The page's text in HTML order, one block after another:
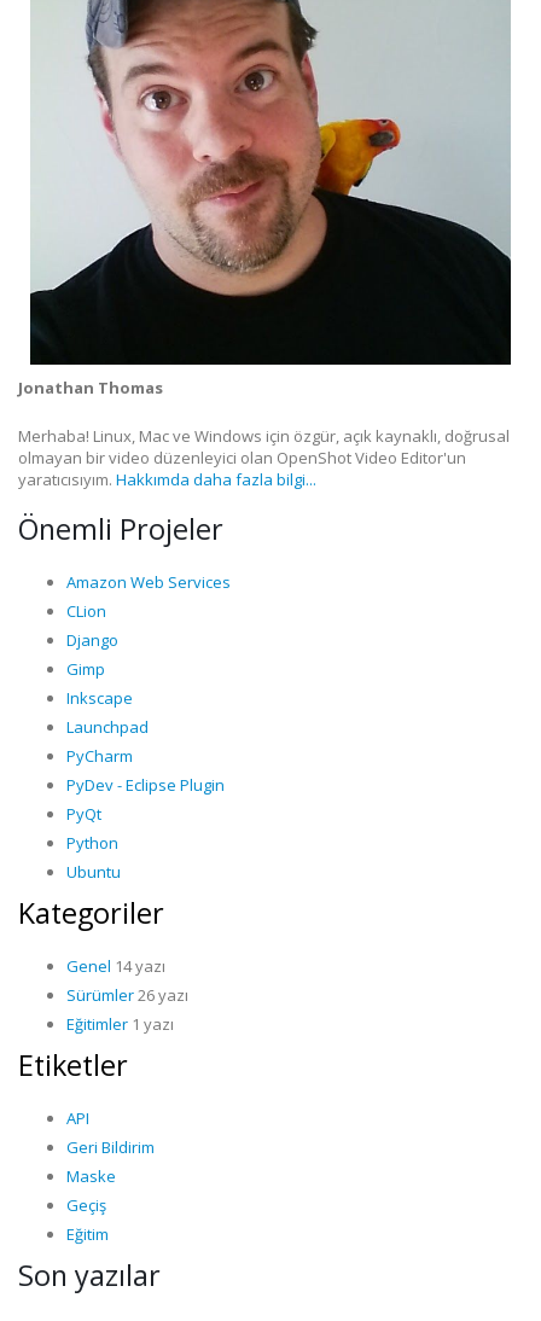
Jonathan Thomas
Merhaba! Linux, Mac ve Windows için özgür, açık kaynaklı, doğrusal
olmayan bir video düzenleyici olan OpenShot Video Editor'un
yaratıcısıyım. Hakkımda daha fazla bilgi...
Önemli Projeler
Amazon Web Services
CLion
Django
Gimp
Inkscape
Launchpad
PyCharm
PyDev - Eclipse Plugin
PyQt
Python
Ubuntu
Kategoriler
Genel 14 yazı
Sürümler26 yazı
Eğitimler 1 yazı
Etiketler
API
Geri Bildirim
Maske
Geçiş
Eğitim
Son yazılar